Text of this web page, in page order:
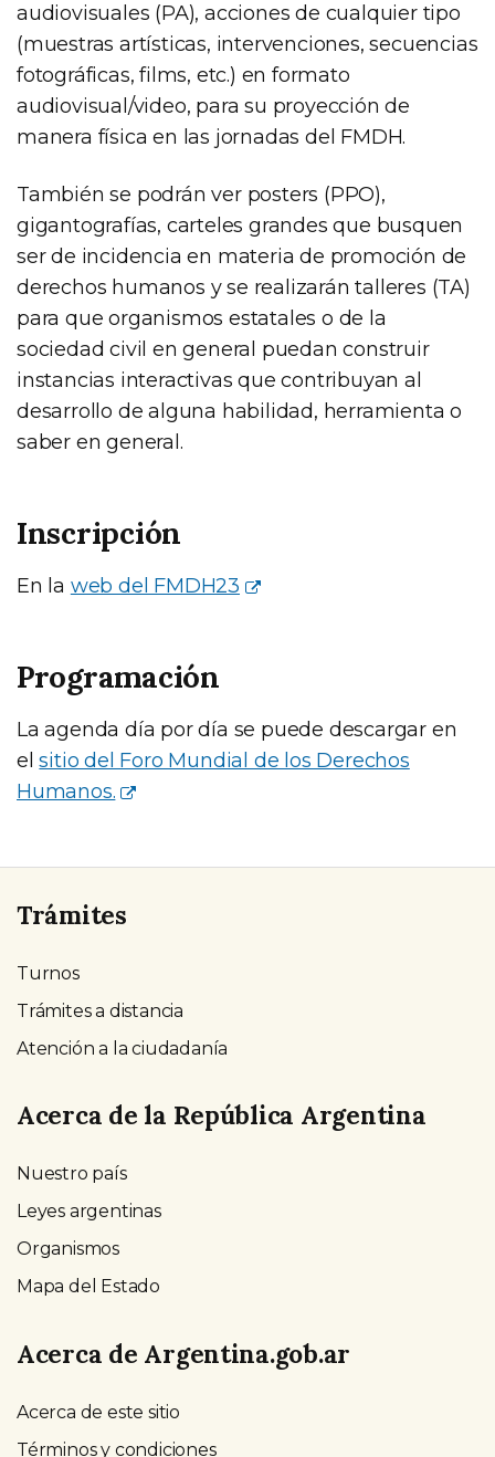
audiovisuales (PA), acciones de cualquier tipo
(muestras artísticas, intervenciones, secuencias
fotográficas, films, etc.) en formato
audiovisual/video, para su proyección de
manera física en las jornadas del FMDH.
También se podrán ver posters (PPO),
gigantografías, carteles grandes que busquen
ser de incidencia en materia de promoción de
derechos humanos y se realizarán talleres (TA)
para que organismos estatales o de la
sociedad civil en general puedan construir
instancias interactivas que contribuyan al
desarrollo de alguna habilidad, herramienta o
saber en general.
Inscripción
En la web del FMDH23
Programación
La agenda día por día se puede descargar en
elsitio del Foro Mundial de los Derechos
Humanos.
Trámites
Turnos
Trámites a distancia
Atención a la ciudadanía
Acerca de la República Argentina
Nuestro país
Leyes argentinas
Organismos
Mapa del Estado
Acerca de Argentina.gob.ar
Acerca de este sitio
Términos y condiciones